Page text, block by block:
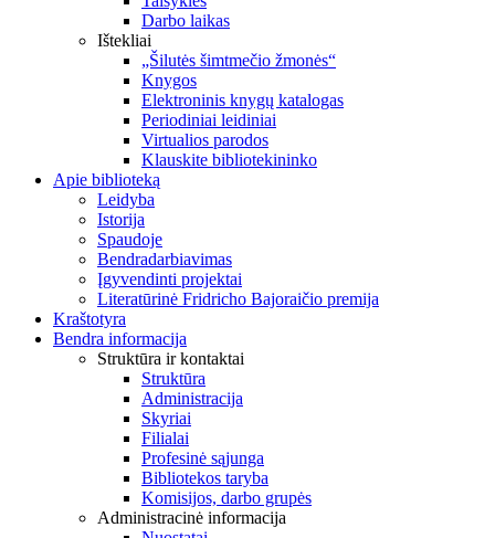
Darbo laikas
Ištekliai
„Šilutės šimtmečio žmonės“
Knygos
Elektroninis knygų katalogas
Periodiniai leidiniai
Virtualios parodos
Klauskite bibliotekininko
Apie biblioteką
Leidyba
Istorija
Spaudoje
Bendradarbiavimas
Įgyvendinti projektai
Literatūrinė Fridricho Bajoraičio premija
Kraštotyra
Bendra informacija
Struktūra ir kontaktai
Struktūra
Administracija
Skyriai
Filialai
Profesinė sąjunga
Bibliotekos taryba
Komisijos, darbo grupės
Administracinė informacija